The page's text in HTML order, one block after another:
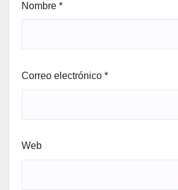
Nombre *
Correo electrónico *
Web